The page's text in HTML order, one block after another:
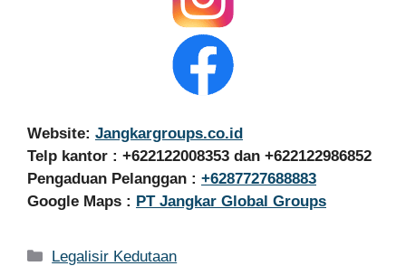
Website: Jangkargroups.co.id
Telp kantor : +622122008353 dan +622122986852
Pengaduan Pelanggan : +6287727688883
Google Maps : PT Jangkar Global Groups
Kategori
Legalisir Kedutaan